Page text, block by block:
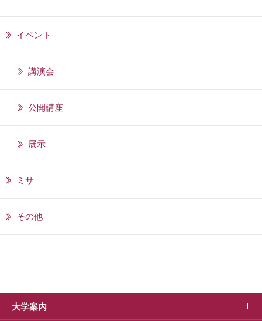
イベント
講演会
公開講座
展示
ミサ
その他
大学案内